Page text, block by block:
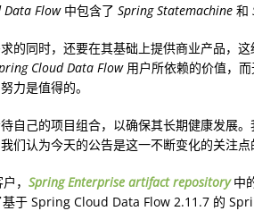
Data Flow中包含了 Spring Statemachine 和
的同时，还要在其基础上提供商业产品，
Cloud Data Flow用户所依赖的价值，
力是值得的。
自己的项目组合，以确保其长期健康发展
们认为今天的公告是这一不断变化的关注点
， Spring Enterprise artifact repository中
基于 Spring Cloud Data Flow 2.11.7 的